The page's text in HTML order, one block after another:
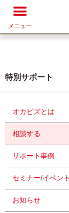
メニュー
特別サポート
オカビズとは
相談する
サポート事例
セミナー/イベント
お知らせ